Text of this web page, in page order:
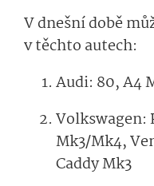
V dnešní době
v těchto autech:
Audi: 80, A4
Volkswagen:
Mk3/Mk4,
Caddy Mk3